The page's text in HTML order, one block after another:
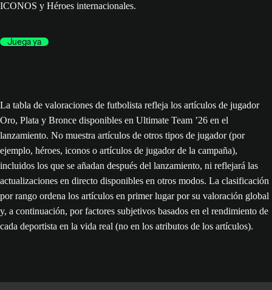
ICONOS y Héroes internacionales.
Juega ya
La tabla de valoraciones de futbolista refleja los artículos de jugador
Oro, Plata y Bronce disponibles en Ultimate Team ’26 en el
lanzamiento. No muestra artículos de otros tipos de jugador (por
ejemplo, héroes, iconos o artículos de jugador de la campaña),
incluidos los que se añadan después del lanzamiento, ni reflejará las
actualizaciones en directo disponibles en otros modos. La clasificación
por rango ordena los artículos en primer lugar por su valoración global
y, a continuación, por factores subjetivos basados en el rendimiento de
cada deportista en la vida real (no en los atributos de los artículos).